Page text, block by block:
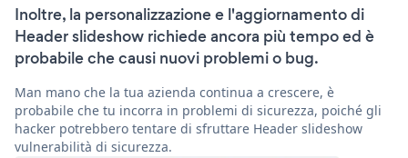
Inoltre, la personalizzazione e l'aggiornamento di
Header slideshow richiede ancora più tempo ed è
probabile che causi nuovi problemi o bug.
Man mano che la tua azienda continua a crescere, è
probabile che tu incorra in problemi di sicurezza, poiché gli
hacker potrebbero tentare di sfruttare Header slideshow
vulnerabilità di sicurezza.